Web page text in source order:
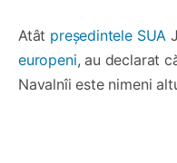
Atât președintele SUA
europeni, au declarat
Navalnîi este nimeni